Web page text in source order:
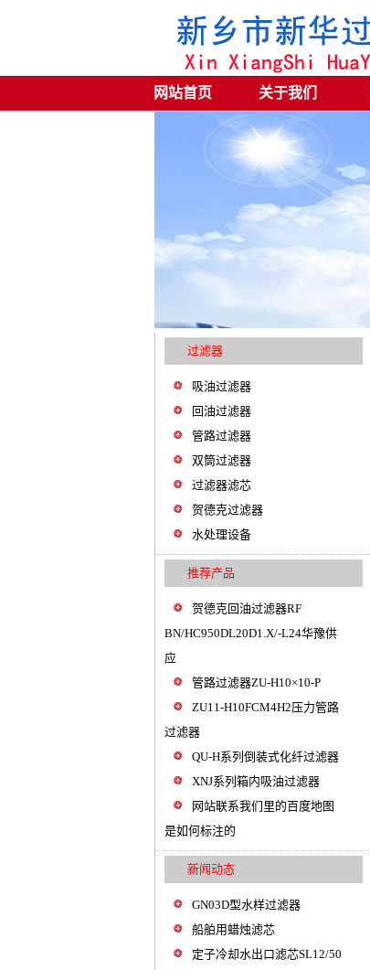
网站首页 关于我们
过滤器
吸油过滤器
回油过滤器
管路过滤器
双筒过滤器
过滤器滤芯
贺德克过滤器
水处理设备
推荐产品
贺德克回油过滤器RF
BN/HC950DL20D1.X/-L24华豫供
应
管路过滤器ZU-H10×10-P
ZU11-H10FCM4H2压力管路
过滤器
QU-H系列倒装式化纤过滤器
XNJ系列箱内吸油过滤器
网站联系我们里的百度地图
是如何标注的
新闻动态
GN03D型水样过滤器
船舶用蜡烛滤芯
定子冷却水出口滤芯SL12/50